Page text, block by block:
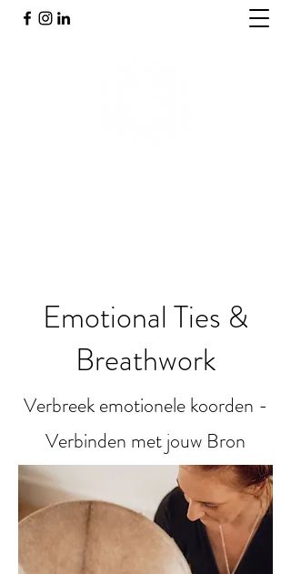
Emotional Ties &
Breathwork
Verbreek emotionele koorden -
Verbinden met jouw Bron